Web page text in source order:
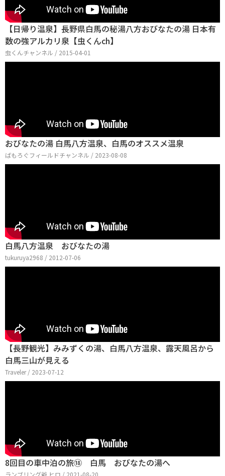
【日帰り温泉】長野県白馬の秘湯八方おびなたの湯 日本有
数の強アルカリ泉【虫くんch】
虫くんチャンネル / 2015-04-01
おびなたの湯 白馬八方温泉、白馬のオススメ温泉
ばもろぐフィールドチャンネル / 2023-08-08
白馬八方温泉 おびなたの湯
tukuruya2968 / 2012-07-06
【長野観光】みみずくの湯、白馬八方温泉、露天風呂から
白馬三山が見える
Traveler / 2023-07-12
8回目の車中泊の旅⑱ 白馬 おびなたの湯へ